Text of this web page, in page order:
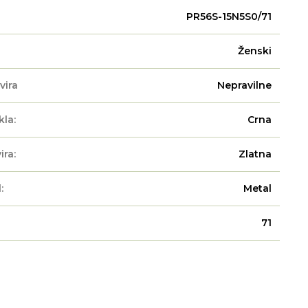
PR56S-15N5S0/71
Ženski
Nepravilne
Crna
Zlatna
Metal
71